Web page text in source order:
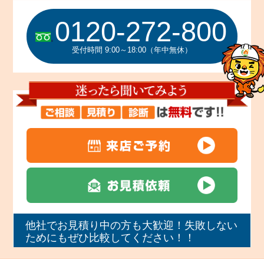
0120-272-800
受付時間 9:00～18:00（年中無休）
他社でお見積り中の方も大歓迎！失敗しない
ためにもぜひ比較してください！！